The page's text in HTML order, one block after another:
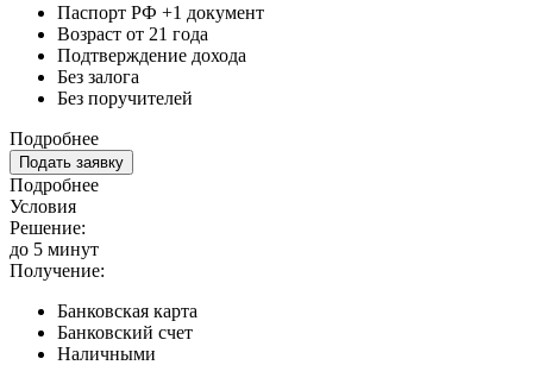
Паспорт РФ +1 документ
Возраст от 21 года
Подтверждение дохода
Без залога
Без поручителей
Подробнее
Подать заявку
Подробнее
Условия
Решение:
до 5 минут
Получение:
Банковская карта
Банковский счет
Наличными